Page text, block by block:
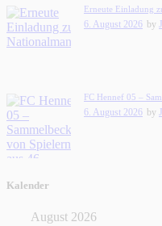
Erneute Einladung
6. August 2026 by
FC Hennef 05 –
6. August 2026 by
Kalender
August 2026